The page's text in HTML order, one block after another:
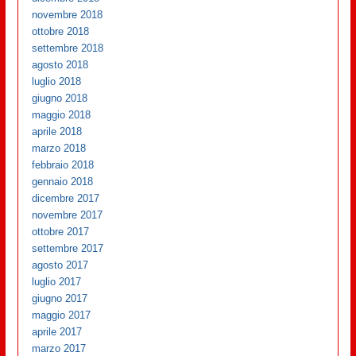
novembre 2018
ottobre 2018
settembre 2018
agosto 2018
luglio 2018
giugno 2018
maggio 2018
aprile 2018
marzo 2018
febbraio 2018
gennaio 2018
dicembre 2017
novembre 2017
ottobre 2017
settembre 2017
agosto 2017
luglio 2017
giugno 2017
maggio 2017
aprile 2017
marzo 2017